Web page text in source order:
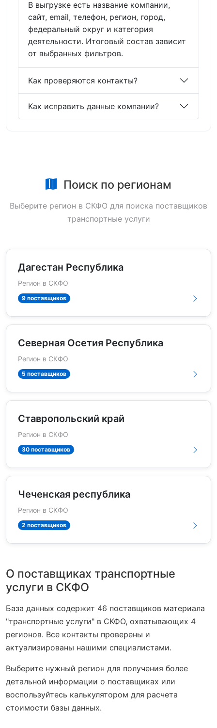
В выгрузке есть название компании,
сайт, email, телефон, регион, город,
федеральный округ и категория
деятельности. Итоговый состав зависит
от выбранных фильтров.
Как проверяются контакты?
Как исправить данные компании?
Поиск по регионам
Выберите регион в СКФО для поиска поставщиков
транспортные услуги
Дагестан Республика
Регион в СКФО
9 поставщиков
Северная Осетия Республика
Регион в СКФО
5 поставщиков
Ставропольский край
Регион в СКФО
30 поставщиков
Чеченская республика
Регион в СКФО
2 поставщиков
О поставщиках транспортные
услуги в СКФО
База данных содержит 46 поставщиков материала
"транспортные услуги" в СКФО, охватывающих 4
регионов. Все контакты проверены и
актуализированы нашими специалистами.
Выберите нужный регион для получения более
детальной информации о поставщиках или
воспользуйтесь калькулятором для расчета
стоимости базы данных.